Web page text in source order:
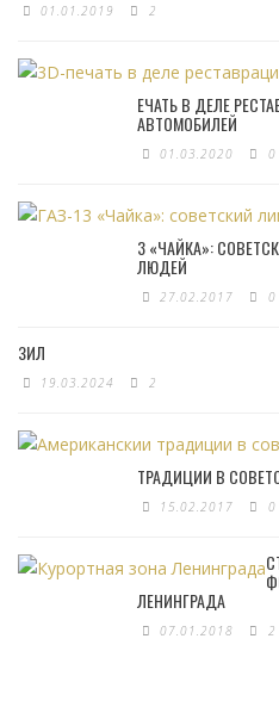
01.01.2019 2
ЕЧАТЬ В ДЕЛЕ
АВТОМОБИЛЕЙ
01.03.2020 0
3 «ЧАЙКА»:
ЛЮДЕЙ
27.02.2017 0
ЗИЛ
19.03.2024 2
ТРАДИЦИИ В
15.02.2017 0
ЛЕНИНГРАДА
07.01.2018 2